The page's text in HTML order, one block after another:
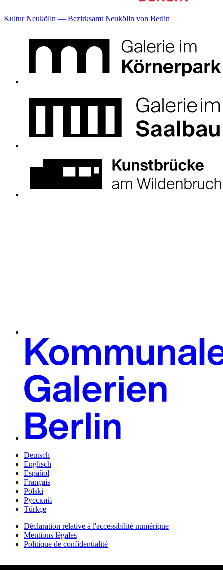
Kultur Neukölln — Bezirksamt Neukölln von Berlin
Deutsch
Englisch
Español
Français
Polski
Русский
Türkçe
Déclaration relative à l'accessibilité numérique
Mentions légales
Politique de confidentialité